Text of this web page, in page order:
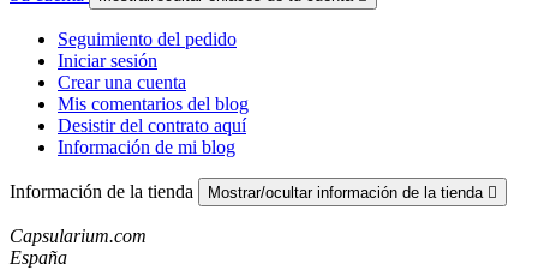
Seguimiento del pedido
Iniciar sesión
Crear una cuenta
Mis comentarios del blog
Desistir del contrato aquí
Información de mi blog
Información de la tienda Mostrar/ocultar información de la tienda 
Capsularium.com
España